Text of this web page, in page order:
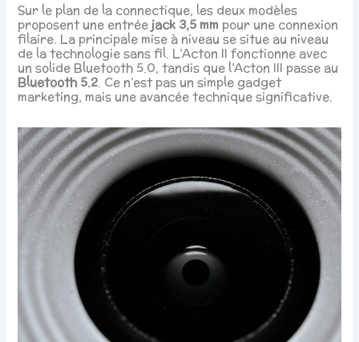
Sur le plan de la connectique, les deux modèles
proposent une entrée jack 3,5 mm pour une connexion
filaire. La principale mise à niveau se situe au niveau
de la technologie sans fil. L’Acton II fonctionne avec
un solide Bluetooth 5.0, tandis que l’Acton III passe au
Bluetooth 5.2. Ce n’est pas un simple gadget
marketing, mais une avancée technique significative.